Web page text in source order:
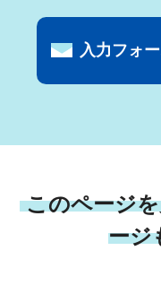
入力フォ
このページ
ージ